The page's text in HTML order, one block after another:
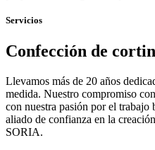
Servicios
Confección de
Llevamos más de 20 años
medida. Nuestro compromiso
con nuestra pasión por el trabajo
aliado de confianza en la
SORIA.